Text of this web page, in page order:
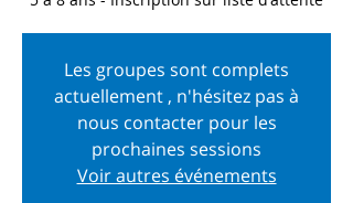
Les groupes sont complets
actuellement , n'hésitez pas à
nous contacter pour les
prochaines sessions
Voir autres événements